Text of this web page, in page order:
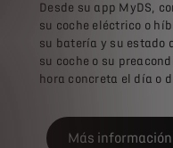
Desde su app MyDS,
su coche eléctrico o
su batería y su estado
su coche o su
hora concreta el día o
Más información